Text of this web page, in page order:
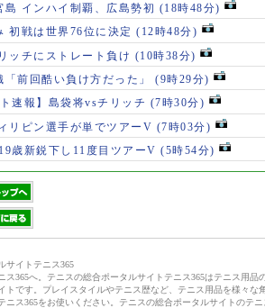
島 インハイ制覇、広島勢初 (18時48分)
初戦は世界76位に決定 (12時48分)
ッチにストレート負け (10時38分)
「前回酷い負け方だった」 (9時29分)
ト速報】島袋将vsチリッチ (7時30分)
リピン選手が単でツアーV (7時03分)
歳新鋭下し11度目ツアーV (5時54分)
サイトテニス365
ス365へ。テニスの総合ポータルサイトテニス365はテニス用
トです。プレイスタイルやテニス歴など、テニス用品を様々
ニス365をお使いください。テニスの総合ポータルサイトのテ